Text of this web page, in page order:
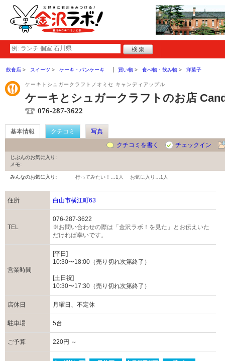
飲食店 スイーツ ケーキ・パンケーキ 買い物 食べ物・飲み物 洋菓子
ケーキトシュガークラフトノオミセ キャンディアップル
ケーキとシュガークラフトのお店
076-287-3622
基本情報 クチコミ
写真
クチコミを書く
チェックイン
じぶんのお気に入り:
メモ:
みんなのお気に入り: 行ってみたい！… 1人 お気に入り… 1人
住所 白山市横江町63
TEL
076-287-3622
※お問い合わせの際は「金沢ラボ！を見た」とお伝えいた
だければ幸いです。
営業時間
[平日]
10:30〜18:00（売り切れ次第終了）
[土日祝]
10:30〜17:30（売り切れ次第終了）
店休日 月曜日、不定休
駐車場 5台
ご予算 220円 ～